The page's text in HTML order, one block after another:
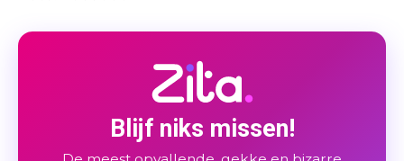
Blijf niks missen!